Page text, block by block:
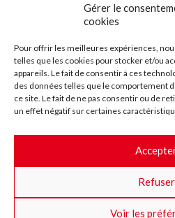
Gérer le
cookies
Pour offrir les meilleures expériences,
telles que les cookies pour stocker et/ou
appareils. Le fait de consentir à ces
des données telles que le comportement
ce site. Le fait de ne pas consentir ou de
un effet négatif sur certaines
Refuser
Voir les
Ris-Orangis
@2022 — Tous
Plan du
Contact
Crédits
Les marchés
Suggestions &
Facebook
Insta